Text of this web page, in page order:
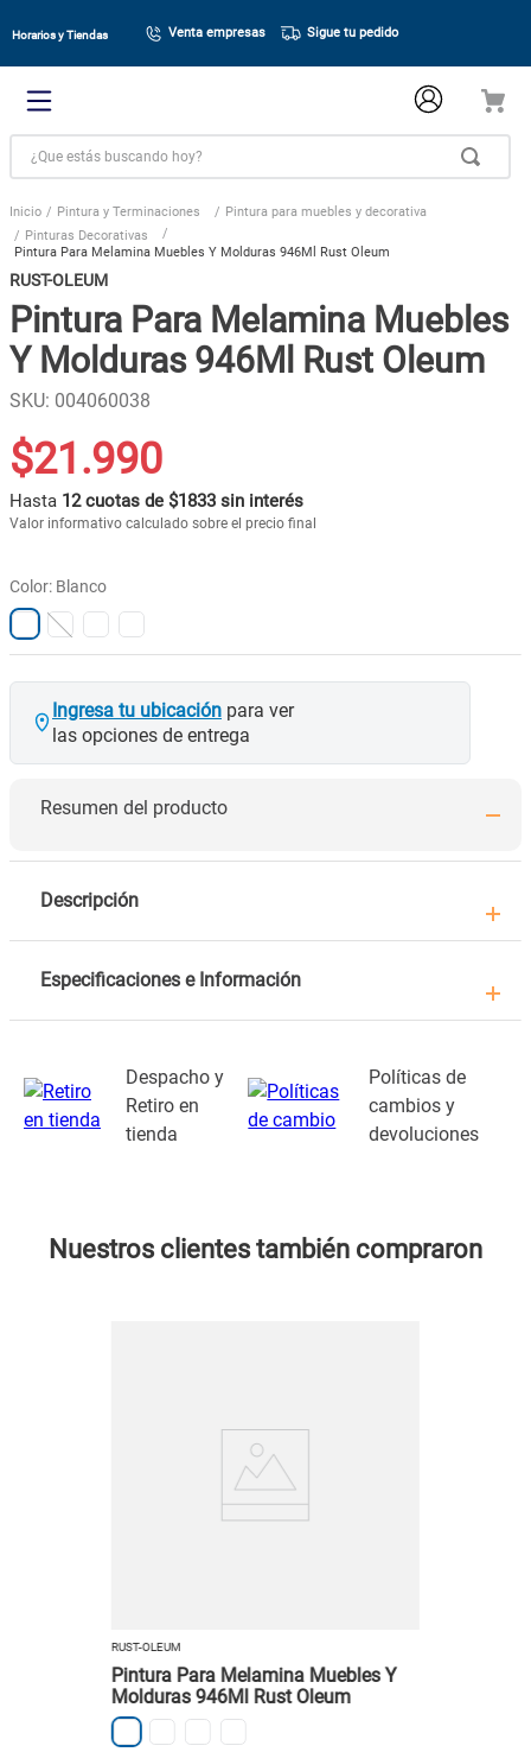
Horarios y Tiendas Venta empresas Sigue tu pedido
¿Que estás buscando hoy?
Pintura y Terminaciones
Pintura para muebles y decorativa
Pinturas Decorativas
Pintura Para Melamina Muebles Y Molduras 946Ml Rust Oleum
RUST-OLEUM
Pintura Para Melamina Muebles
Y Molduras 946Ml Rust Oleum
SKU: 004060038
$21.990
Hasta 12 cuotas de $1833 sin interés
Valor informativo calculado sobre el precio final
Color: Blanco
Ingresa tu ubicación para ver
las opciones de entrega
Resumen del producto
Descripción
Especificaciones e Información
Despacho y
Retiro en
tienda
Políticas de
cambios y
devoluciones
Nuestros clientes también compraron
RUST-OLEUM
Pintura Para Melamina Muebles Y
Molduras 946Ml Rust Oleum